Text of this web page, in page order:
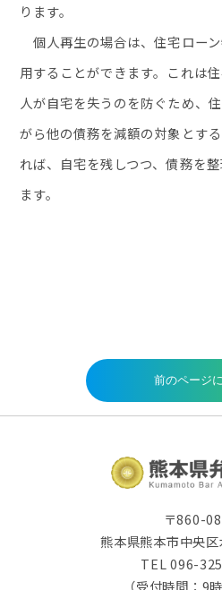
ります。
個人再生の場合は、住宅ロー
用することができます。これは
人が自宅を失うのを防ぐため、
がら他の債務を減額の対象とす
れば、自宅を残しつつ、債務を
ます。
〒860-
熊本県熊本市中央
TEL 096-
（受付時間：9